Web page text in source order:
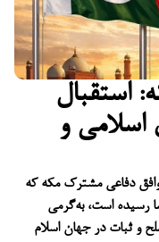
استقبال
و
دفاعی مشترک مکه که
رسیده است، به‌گرمی
و ثبات در جهان اسلام